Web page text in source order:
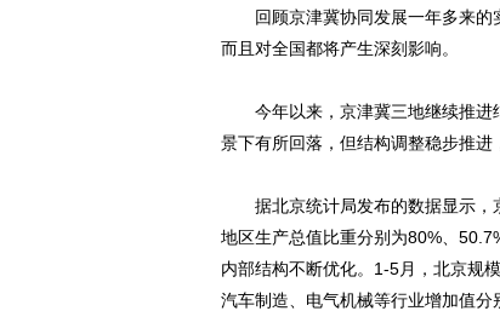
回顾京津冀协同发展一年多来的
而且对全国都将产生深刻影响。
今年以来，京津冀三地继续推进
景下有所回落，但结构调整稳步推进
据北京统计局发布的数据显示，
地区生产总值比重分别为80%、
内部结构不断优化。1-5月，北京规
汽车制造、电气机械等行业增加值